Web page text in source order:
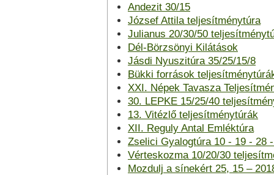
Andezit 30/15
József Attila teljesítménytúra
Julianus 20/30/50
Dél-Börzsönyi Kilátások
Jásdi Nyuszitúra 35/25/15/8
Bükki források
XXI. Népek Tavasza
30. LEPKE 15/25/40
13. Vitézlő teljesítménytúrák
XII. Reguly Antal Emléktúra
Zselici Gyalogtúra 10 - 19 - 28
Vérteskozma 10/20/30
Mozdulj a sínekért 25, 15 –